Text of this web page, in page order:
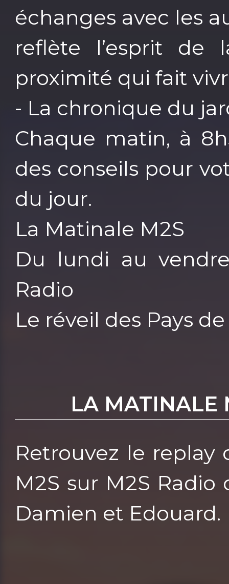
échanges avec les
reflète l’esprit
proximité qui fait
- La chronique du
Chaque matin, à
des conseils pour
du jour.
La Matinale M2S
Du lundi au
Radio
Le réveil des Pays
LA MATINALE
Retrouvez le replay
M2S sur M2S
Damien et Edouard.